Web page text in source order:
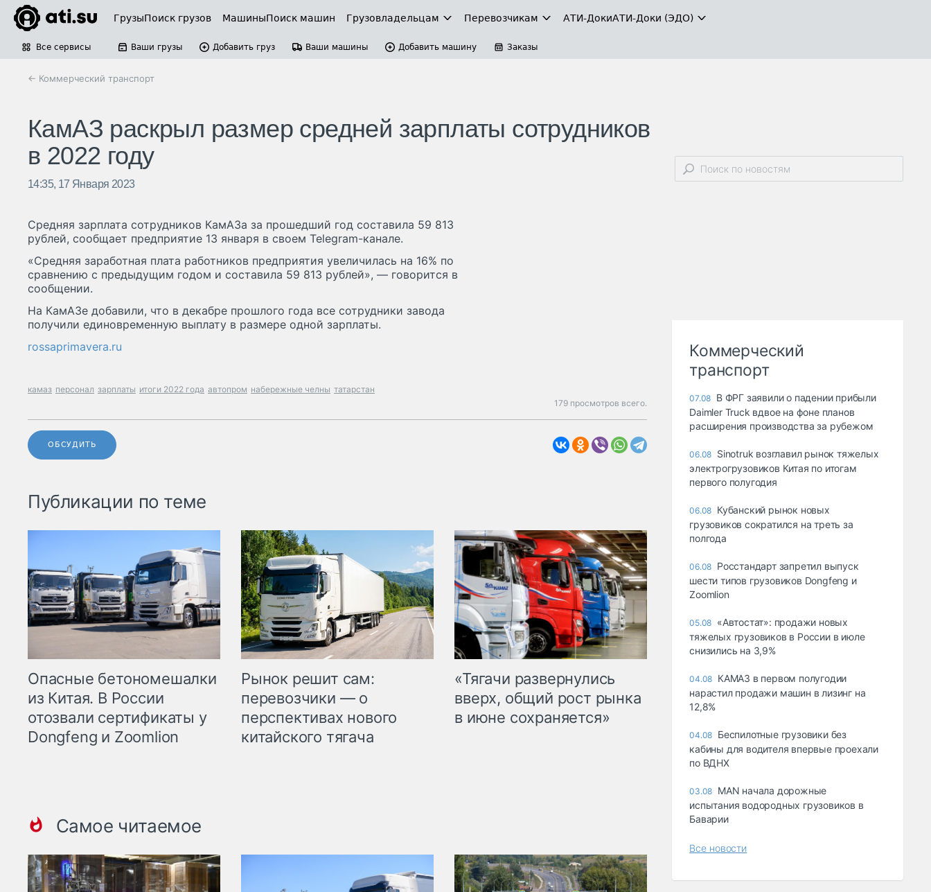
ГрузыПоиск грузов МашиныПоиск машин Грузовладельцам Перевозчикам АТИ-ДокиАТИ-Доки (ЭДО)
Все сервисы Ваши грузы Добавить груз Ваши машины Добавить машину Заказы
← Коммерческий транспорт
КамАЗ раскрыл размер средней зарплаты сотрудников
в 2022 году
14:35, 17 Января 2023
Средняя зарплата сотрудников КамАЗа за прошедший год составила 59 813
рублей, сообщает предприятие 13 января в своем Telegram-канале.
«Средняя заработная плата работников предприятия увеличилась на 16% по
сравнению с предыдущим годом и составила 59 813 рублей», — говорится в
сообщении.
На КамАЗе добавили, что в декабре прошлого года все сотрудники завода
получили единовременную выплату в размере одной зарплаты.
rossaprimavera.ru
камаз персонал зарплаты итоги 2022 года автопром набережные челны татарстан
179 просмотров всего.
ОБСУДИТЬ
Публикации по теме
Опасные бетономешалки
из Китая. В России
отозвали сертификаты у
Dongfeng и Zoomlion
Рынок решит сам:
перевозчики — о
перспективах нового
китайского тягача
«Тягачи развернулись
вверх, общий рост рынка
в июне сохраняется»
Самое читаемое
Коммерческий
транспорт
07.08 В ФРГ заявили о падении прибыли
Daimler Truck вдвое на фоне планов
расширения производства за рубежом
06.08 Sinotruk возглавил рынок тяжелых
электрогрузовиков Китая по итогам
первого полугодия
06.08 Кубанский рынок новых
грузовиков сократился на треть за
полгода
06.08 Росстандарт запретил выпуск
шести типов грузовиков Dongfeng и
Zoomlion
05.08 «Автостат»: продажи новых
тяжелых грузовиков в России в июле
снизились на 3,9%
04.08 КАМАЗ в первом полугодии
нарастил продажи машин в лизинг на
12,8%
04.08 Беспилотные грузовики без
кабины для водителя впервые проехали
по ВДНХ
03.08 MAN начала дорожные
испытания водородных грузовиков в
Баварии
Все новости